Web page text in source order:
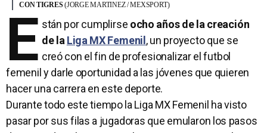
CON TIGRES(JORGE MARTINEZ / MEXSPORT)
E stán por cumplirse ocho años de la creación
de laLiga MX Femenil , un proyecto que se
creó con el fin de profesionalizar el futbol
femenil y darle oportunidad a las jóvenes que quieren
hacer una carrera en este deporte.
Durante todo este tiempo la Liga MX Femenil ha visto
pasar por sus filas a jugadoras que emularon los pasos